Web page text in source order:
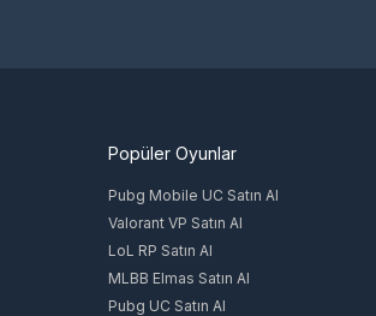
Popüler Oyunlar
Pubg Mobile UC Satın Al
Valorant VP Satın Al
LoL RP Satın Al
MLBB Elmas Satın Al
Pubg UC Satın Al